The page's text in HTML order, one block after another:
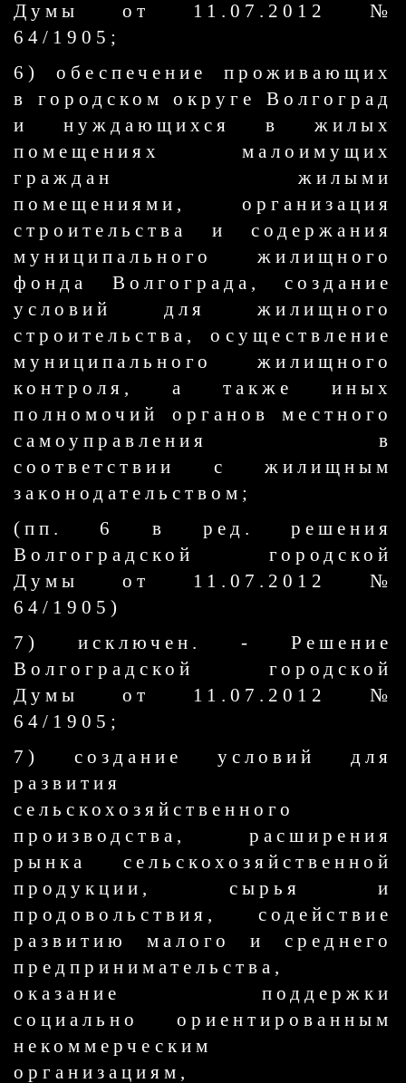
Думы от 11.07.2012 №
64/1905;
6) обеспечение проживающих
в городском округе Волгоград
и нуждающихся в жилых
помещениях малоимущих
граждан жилыми
помещениями, организация
строительства и содержания
муниципального жилищного
фонда Волгограда, создание
условий для жилищного
строительства, осуществление
муниципального жилищного
контроля, а также иных
полномочий органов местного
самоуправления в
соответствии с жилищным
законодательством;
(пп. 6 в ред. решения
Волгоградской городской
Думы от 11.07.2012 №
64/1905)
7) исключен. - Решение
Волгоградской городской
Думы от 11.07.2012 №
64/1905;
7) создание условий для
развития
сельскохозяйственного
производства, расширения
рынка сельскохозяйственной
продукции, сырья и
продовольствия, содействие
развитию малого и среднего
предпринимательства,
оказание поддержки
социально ориентированным
некоммерческим
организациям,